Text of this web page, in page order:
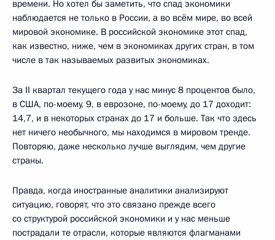
времени. Но хотел бы заметить, что спад экономики
наблюдается не только в России, а во всём мире, во всей
мировой экономике. В российской экономике этот спад,
как известно, ниже, чем в экономиках других стран, в том
числе в так называемых развитых экономиках.
За II квартал текущего года у нас минус 8 процентов было,
в США, по-моему, 9, в еврозоне, по-моему, до 17 доходит:
14,7, и в некоторых странах до 17 и больше. Так что здесь
нет ничего необычного, мы находимся в мировом тренде.
Повторяю, даже несколько лучше выглядим, чем другие
страны.
Правда, когда иностранные аналитики анализируют
ситуацию, говорят, что это связано прежде всего
со структурой российской экономики и у нас меньше
пострадали те отрасли, которые являются флагманами